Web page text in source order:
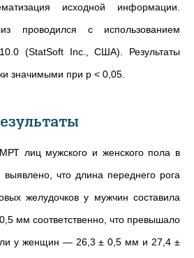
исходной информации.
проводился с использованием
(StatSoft Inc., США). Результаты
значимыми при р < 0,05.
лиц мужского и женского пола в
выявлено, что длина переднего рога
желудочков у мужчин составила
мм соответственно, что превышало
у женщин — 26,3 ± 0,5 мм и 27,4 ±